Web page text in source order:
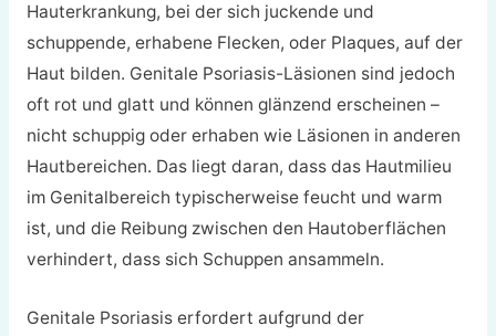
Hauterkrankung, bei der sich juckende und
schuppende, erhabene Flecken, oder Plaques, auf der
Haut bilden. Genitale Psoriasis-Läsionen sind jedoch
oft rot und glatt und können glänzend erscheinen –
nicht schuppig oder erhaben wie Läsionen in anderen
Hautbereichen. Das liegt daran, dass das Hautmilieu
im Genitalbereich typischerweise feucht und warm
ist, und die Reibung zwischen den Hautoberflächen
verhindert, dass sich Schuppen ansammeln.
Genitale Psoriasis erfordert aufgrund der